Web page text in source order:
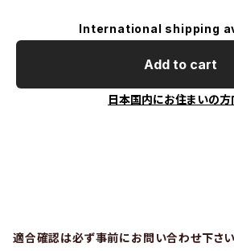
International shipping
Add to cart
日本国内にお住まいの方
適合確認は必ず事前にお問い合わせ下さい